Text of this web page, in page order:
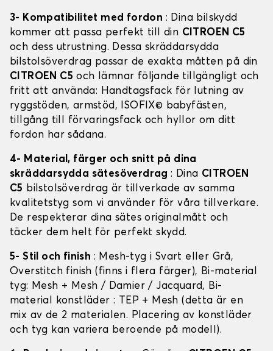
3- Kompatibilitet med fordon : Dina bilskydd
kommer att passa perfekt till din CITROEN C5
och dess utrustning. Dessa skräddarsydda
bilstolsöverdrag passar de exakta måtten på din
CITROEN C5 och lämnar följande tillgängligt och
fritt att använda: Handtagsfack för lutning av
ryggstöden, armstöd, ISOFIX© babyfästen,
tillgång till förvaringsfack och hyllor om ditt
fordon har sådana.
4- Material, färger och snitt på dina
skräddarsydda sätesöverdrag: Dina CITROEN
C5 bilstolsöverdrag är tillverkade av samma
kvalitetstyg som vi använder för våra tillverkare.
De respekterar dina sätes originalmått och
täcker dem helt för perfekt skydd.
5- Stil och finish : Mesh-tyg i Svart eller Grå,
Overstitch finish (finns i flera färger), Bi-material
tyg: Mesh + Mesh / Damier / Jacquard, Bi-
material konstläder : TEP + Mesh (detta är en
mix av de 2 materialen. Placering av konstläder
och tyg kan variera beroende på modell).